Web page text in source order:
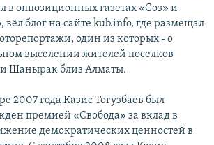
в оппозиционных газетах «Сөз» и
вёл блог на сайте kub.info, где размещал
один из которых - о
выселении жителей поселков
Шанырак близ Алматы.
2007 года Казис Тогузбаев был
премией «Свобода» за вклад в
демократических ценностей в